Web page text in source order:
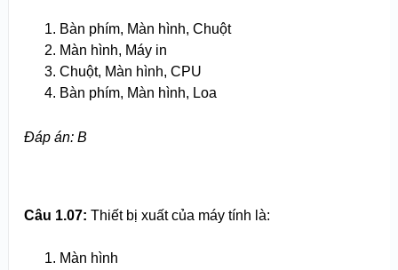
Bàn phím, Màn hình, Chuột
Màn hình, Máy in
Chuột, Màn hình, CPU
Bàn phím, Màn hình, Loa
Đáp án: B
Câu 1.07: Thiết bị xuất của máy tính là:
Màn hình